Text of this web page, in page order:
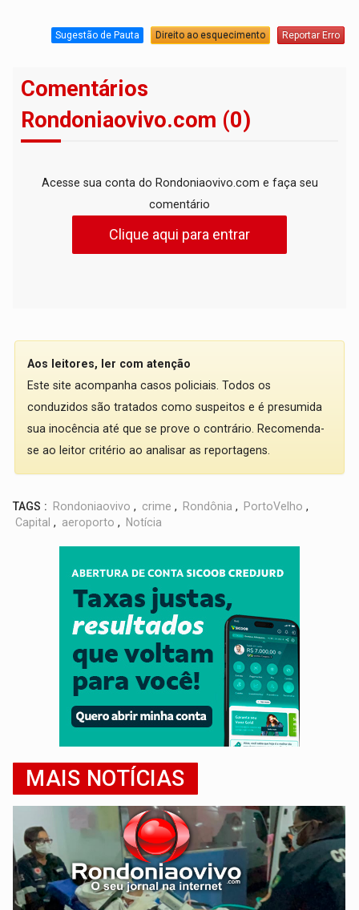
Sugestão de Pauta Direito ao esquecimento Reportar Erro
Comentários
Rondoniaovivo.com (0)
Acesse sua conta do Rondoniaovivo.com e faça seu
comentário
Clique aqui para entrar
Aos leitores, ler com atenção
Este site acompanha casos policiais. Todos os
conduzidos são tratados como suspeitos e é presumida
sua inocência até que se prove o contrário. Recomenda-
se ao leitor critério ao analisar as reportagens.
TAGS : Rondoniaovivo , crime , Rondônia , PortoVelho ,
Capital , aeroporto , Notícia
MAIS NOTÍCIAS